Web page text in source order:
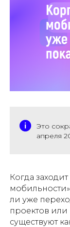
Это
апреля
Когда
ли уже
проектов
существуют